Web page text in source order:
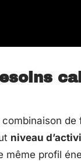
combinaison
niveau
profil